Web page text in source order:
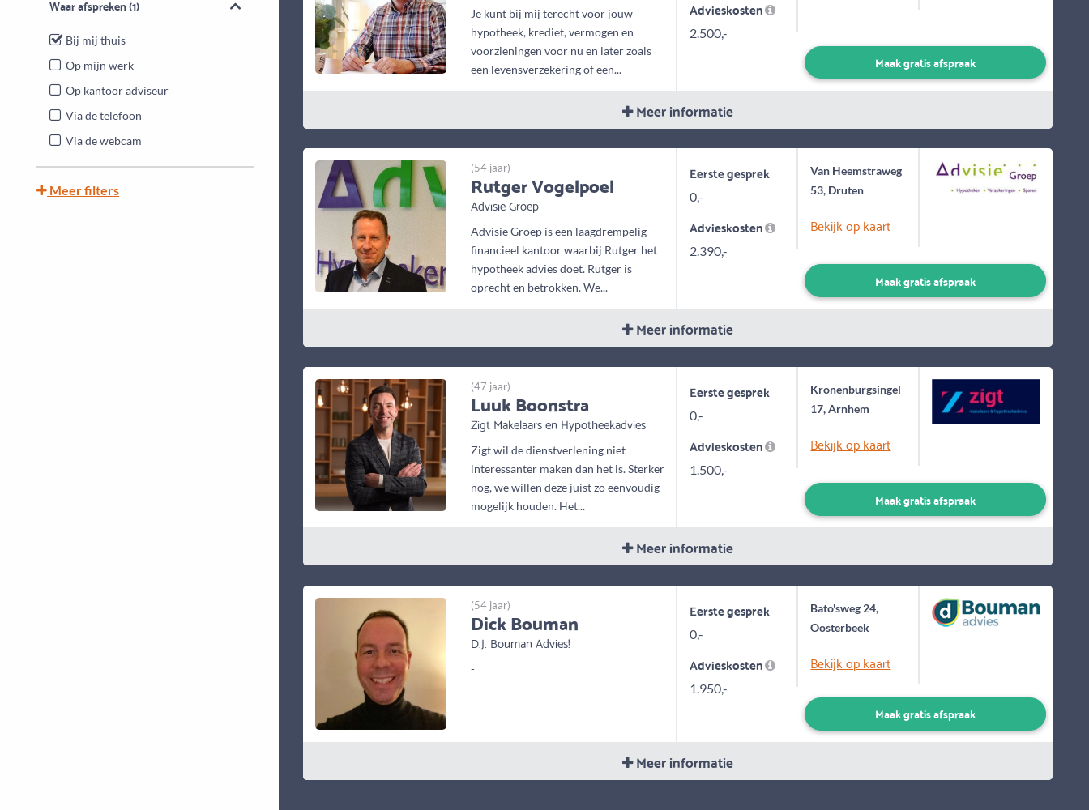
Waar afspreken(1)
Bij mij thuis
Op mijn werk
Op kantoor adviseur
Via de telefoon
Via de webcam
Meer filters
Je kunt bij mij terecht voor jouw
hypotheek, krediet, vermogen en
voorzieningen voor nu en later zoals
een levensverzekering of een...
Advieskosten
2.500,-
Maak gratis afspraak
Meer informatie
(54 jaar)
Rutger Vogelpoel
Advisie Groep
Advisie Groep is een laagdrempelig
financieel kantoor waarbij Rutger het
hypotheek advies doet. Rutger is
oprecht en betrokken. We...
Eerste gesprek
0,-
Advieskosten
2.390,-
Van Heemstraweg
53, Druten
Bekijk op kaart
Maak gratis afspraak
Meer informatie
(47 jaar)
Luuk Boonstra
Zigt Makelaars en Hypotheekadvies
Zigt wil de dienstverlening niet
interessanter maken dan het is. Sterker
nog, we willen deze juist zo eenvoudig
mogelijk houden. Het...
Eerste gesprek
0,-
Advieskosten
1.500,-
Kronenburgsingel
17, Arnhem
Bekijk op kaart
Maak gratis afspraak
Meer informatie
(54 jaar)
Dick Bouman
D.J. Bouman Advies!
-
Eerste gesprek
0,-
Advieskosten
1.950,-
Bato'sweg 24,
Oosterbeek
Bekijk op kaart
Maak gratis afspraak
Meer informatie